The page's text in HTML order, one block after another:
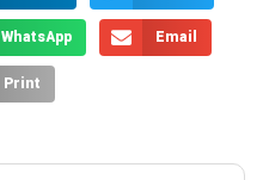
WhatsApp Email
Print